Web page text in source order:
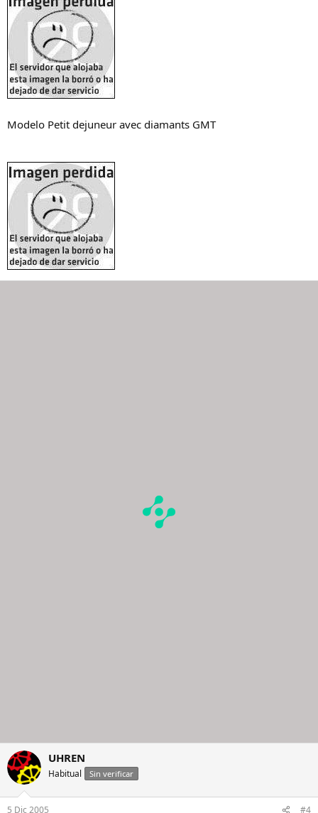
Modelo Petit dejuneur avec diamants GMT
UHREN
Habitual Sin verificar
5 Dic 2005 #4